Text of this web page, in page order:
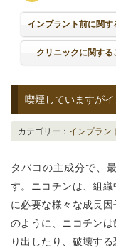
インプラント前に関す
クリニックに関する
喫煙していますが
カテゴリー： インプラン
タバコの主成分で、
す。ニコチンは、組
に必要な様々な成長
のように、ニコチン
り出したり、破壊す